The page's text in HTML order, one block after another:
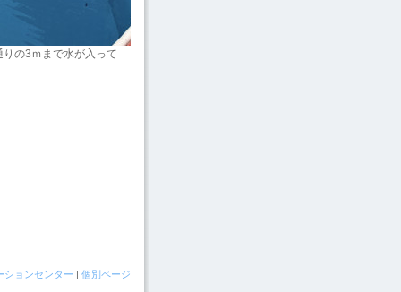
の3ｍまで水が入って
ションセンター | 個別ページ